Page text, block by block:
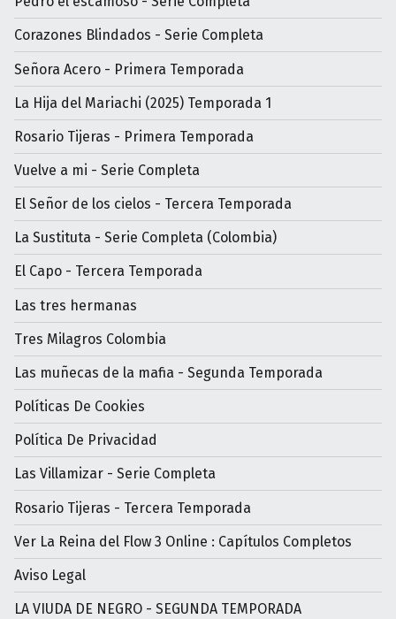
Corazones Blindados - Serie Completa
Señora Acero - Primera Temporada
La Hija del Mariachi (2025) Temporada 1
Rosario Tijeras - Primera Temporada
Vuelve a mi - Serie Completa
El Señor de los cielos - Tercera Temporada
La Sustituta - Serie Completa (Colombia)
El Capo - Tercera Temporada
Las tres hermanas
Tres Milagros Colombia
Las muñecas de la mafia - Segunda Temporada
Políticas De Cookies
Política De Privacidad
Las Villamizar - Serie Completa
Rosario Tijeras - Tercera Temporada
Ver La Reina del Flow 3 Online : Capítulos Completos
Aviso Legal
LA VIUDA DE NEGRO - SEGUNDA TEMPORADA